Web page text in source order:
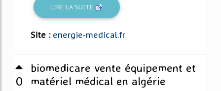
LIRE LA SUITE
Site : energie-medical.fr
0
biomedicare vente équipement et
matériel médical en algérie